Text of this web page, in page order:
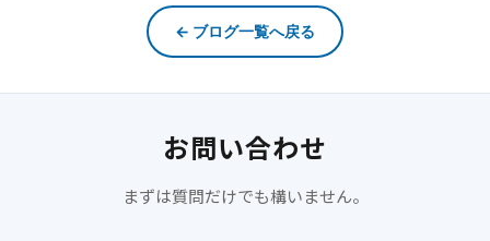
← ブログ一覧へ戻る
お問い合わせ
まずは質問だけでも構いません。